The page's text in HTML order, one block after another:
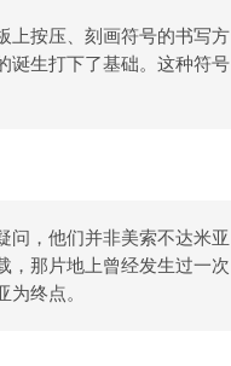
上按压、刻画符号的书写方
诞生打下了基础。这种符号
问，他们并非美索不达米亚
，那片地上曾经发生过一次
终点。